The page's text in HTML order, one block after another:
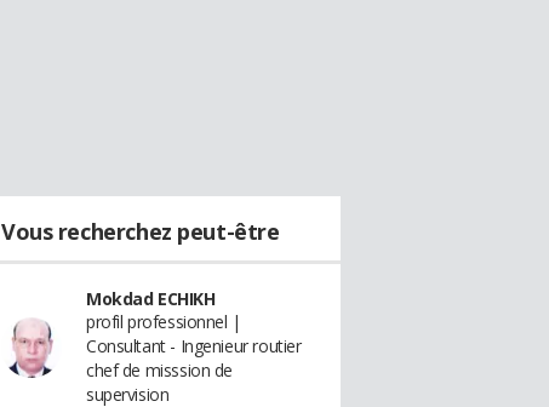
Vous recherchez peut-être
Mokdad ECHIKH
profil professionnel |
Consultant - Ingenieur routier
chef de misssion de
supervision